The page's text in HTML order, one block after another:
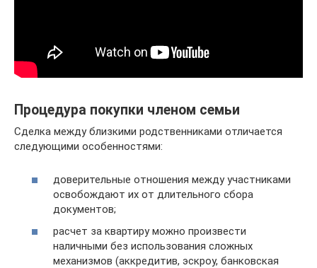
Процедура покупки членом семьи
Сделка между близкими родственниками отличается
следующими особенностями:
доверительные отношения между участниками
освобождают их от длительного сбора
документов;
расчет за квартиру можно произвести
наличными без использования сложных
механизмов (аккредитив, эскроу, банковская